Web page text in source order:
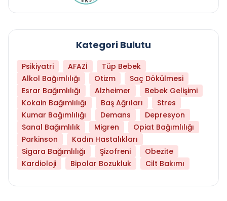
Kategori Bulutu
Psikiyatri AFAZİ
Tüp Bebek
Alkol Bağımlılığı
Otizm
Saç Dökülmesi
Esrar Bağımlılığı
Alzheimer
Bebek Gelişimi
Kokain Bağımlılığı
Baş Ağrıları
Stres
Kumar Bağımlılığı
Demans
Depresyon
Sanal Bağımlılık
Migren
Opiat Bağımlılığı
Parkinson
Kadın Hastalıkları
Sigara Bağımlılığı
Şizofreni
Obezite
Kardioloji
Bipolar Bozukluk Cilt Bakımı